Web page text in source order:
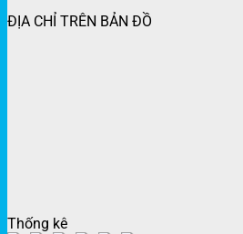
ĐỊA CHỈ TRÊN BẢN ĐỒ
Thống kê